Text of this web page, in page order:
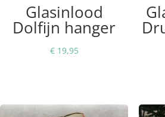
Glasinlood
Dolfijn hanger
€19,95